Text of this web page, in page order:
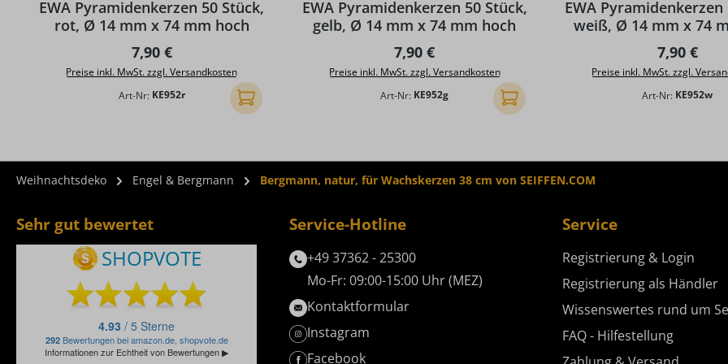
EWA Pyramidenkerzen 50 Stück,
rot, Ø 14 mm x 74 mm hoch
Regulärer Preis:
7,90 €
Preise inkl. MwSt. zzgl. Versandkosten
Art-Nr: KE952r In den Warenkorb
EWA Pyramidenkerzen 50 Stück,
gelb, Ø 14 mm x 74 mm hoch
Regulärer Preis:
7,90 €
Preise inkl. MwSt. zzgl. Versandkosten
Art-Nr: KE952g In den Warenkorb
EWA Pyramidenkerzen
weiß, Ø 14 mm x 74
Regulärer
7,90 €
Preise inkl. MwSt. zzgl.
Art-Nr: KE952w
Weihnachtsdeko Engel & Bergmann Bergmann, natur, für Wachskerzen 38 cm von SEIFFEN.COM
Sehr gut bewertet Service-Hotline
+49 37362 - 25300
Mo-Fr: 09:00-15:00 Uhr (MEZ)
Kontaktformular
Instagram
Facebook
Service
Registrierung & Login
Registrierung als Händler
Wissenswertes rund um
FAQ - Hilfestellung